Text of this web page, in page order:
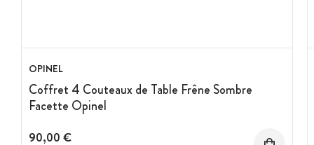
OPINEL
Coffret 4 Couteaux de Table Frêne Sombre
Facette Opinel
90,00 €